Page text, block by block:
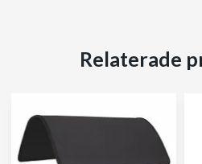
Relaterade